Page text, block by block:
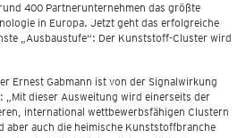
400 Partnerunternehmen das größte
in Europa. Jetzt geht das erfolgreiche
„Ausbaustufe“: Der Kunststoff-Cluster wird
Ernest Gabmann ist von der Signalwirkung
„Mit dieser Ausweitung wird einerseits der
international wettbewerbsfähigen Clustern
auch die heimische Kunststoffbranche